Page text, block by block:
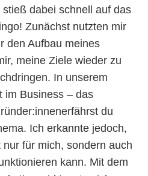
dabei schnell auf das
Zunächst nutzten mir
den Aufbau meines
meine Ziele wieder zu
In unserem
im Business – das
du
Ich erkannte jedoch,
für mich, sondern auch
kann. Mit dem